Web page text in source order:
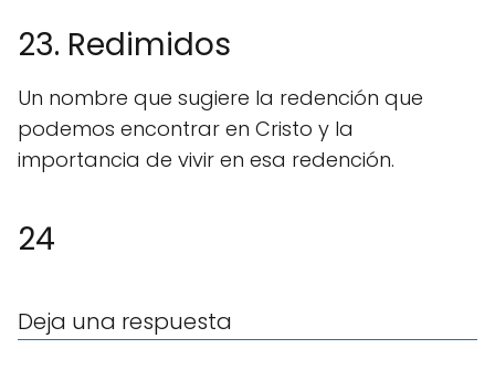
23. Redimidos
Un nombre que sugiere la redención que
podemos encontrar en Cristo y la
importancia de vivir en esa redención.
24
Deja una respuesta